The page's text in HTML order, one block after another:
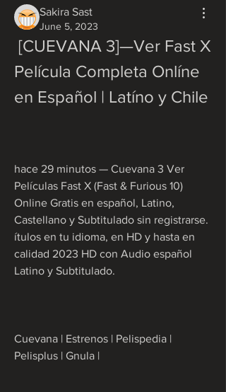
Sakira Sast
June 5, 2023
Película Completa Onlíne
en Español | Latíno y Chile
hace 29 minutos — Cuevana 3 Ver
Películas Fast X (Fast & Furious 10)
Online Gratis en español, Latino,
Castellano y Subtitulado sin registrarse.
ítulos en tu idioma, en HD y hasta en
calidad 2023 HD con Audio español
Latino y Subtitulado.
Cuevana | Estrenos | Pelispedia |
Pelisplus | Gnula |